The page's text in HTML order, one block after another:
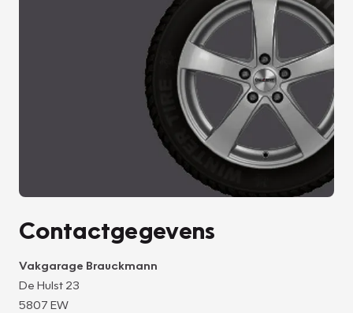
Contactgegevens
Vakgarage Brauckmann
De Hulst 23
5807 EW